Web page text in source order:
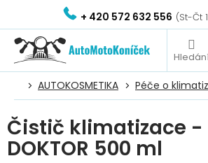
obsah
+ 420 572 632 556
AUTOKOSMETIKA Péče o
Čistič klimatizace -
DOKTOR 500 ml